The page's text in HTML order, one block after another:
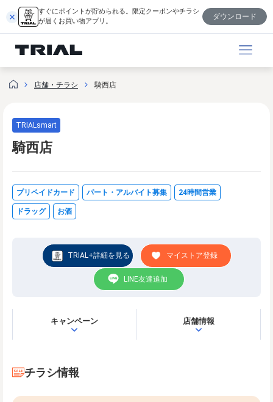
を
キ
すぐにポイントが貯められる。限定クーポンやチラシ
が届くお買い物アプリ。
ダウンロード
店舗・チラシ 騎西店
TRIALsmart
騎西店
プリペイドカード パート・アルバイト募集 24時間営業
ドラッグ お酒
TRIAL+詳細を見る マイストア登録
LINE友達追加
キャンペーン 店舗情報
チラシ情報